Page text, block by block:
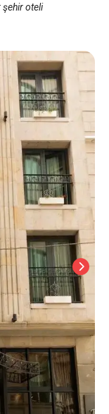
şehir oteli